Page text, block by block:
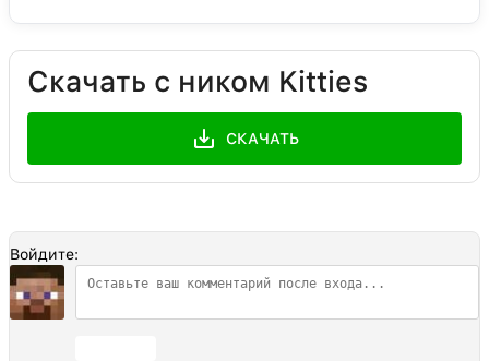
Скачать с ником Kitties
СКАЧАТЬ
Войдите: